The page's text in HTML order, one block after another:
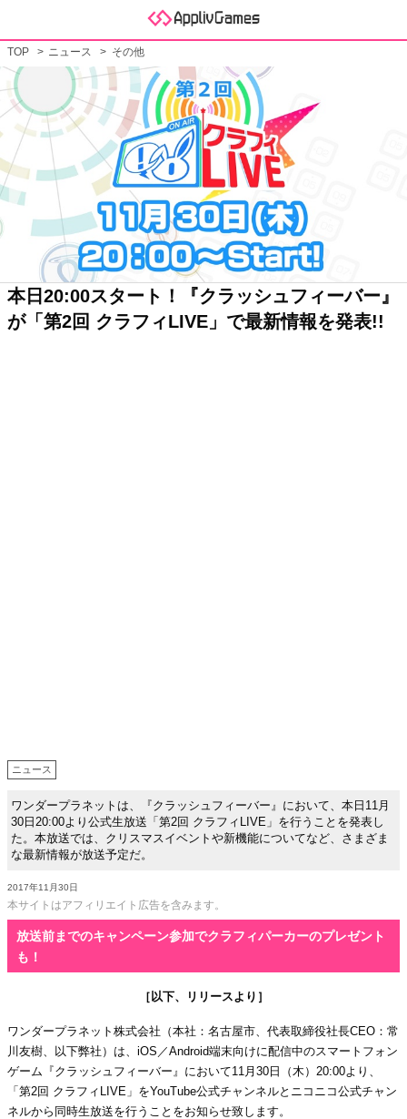
TOP ニュース その他
本日20:00スタート！『クラッシュフィーバー』
が「第2回 クラフィLIVE」で最新情報を発表!!
ニュース
ワンダープラネットは、『クラッシュフィーバー』において、本日11月
30日20:00より公式生放送「第2回 クラフィLIVE」を行うことを発表し
た。本放送では、クリスマスイベントや新機能についてなど、さまざま
な最新情報が放送予定だ。
2017年11月30日
本サイトはアフィリエイト広告を含みます。
放送前までのキャンペーン参加でクラフィパーカーのプレゼント
も！
［以下、リリースより］
ワンダープラネット株式会社（本社：名古屋市、代表取締役社長CEO：常
川友樹、以下弊社）は、iOS／Android端末向けに配信中のスマートフォン
ゲーム『クラッシュフィーバー』において11月30日（木）20:00より、
「第2回 クラフィLIVE」をYouTube公式チャンネルとニコニコ公式チャン
ネルから同時生放送を行うことをお知らせ致します。